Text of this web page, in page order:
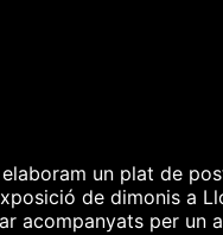
un plat de
de dimonis a
acompanyats per un